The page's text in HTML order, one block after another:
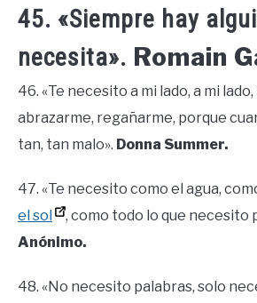
45. «Siempre hay
necesita». Romain
46. «Te necesito a mi lado, a mi
abrazarme, regañarme, porque
tan, tan malo». Donna Summer.
47. «Te necesito como el agua,
el sol
, como todo lo que necesito
Anónimo.
48. «No necesito palabras, solo